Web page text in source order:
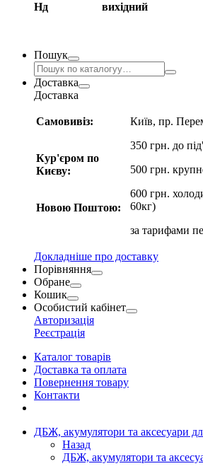
Нд вихідний
Пошук
Доставка
Доставка
Самовивіз:
Кур'єром по
Києву:
Новою Поштою:
Київ, пр.
350 грн. до
500 грн.
600 грн.
60кг)
за тарифами
Докладніше про доставку
Порівняння
Обране
Кошик
Особистий кабінет
Авторизація
Реєстрація
Каталог товарів
Доставка та оплата
Повернення товару
Контакти
ДБЖ, акумулятори та аксесуари
Назад
ДБЖ, акумулятори та